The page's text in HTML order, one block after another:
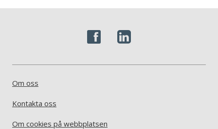
Om oss
Kontakta oss
Om cookies på webbplatsen